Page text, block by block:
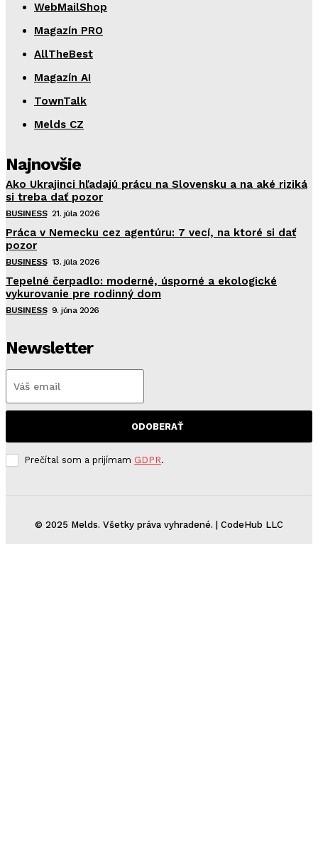
WebMailShop
Magazín PRO
AllTheBest
Magazín AI
TownTalk
Melds CZ
Najnovšie
Ako Ukrajinci hľadajú prácu na Slovensku a na aké riziká
si treba dať pozor
BUSINESS 21. júla 2026
Práca v Nemecku cez agentúru: 7 vecí, na ktoré si dať
pozor
BUSINESS 13. júla 2026
Tepelné čerpadlo: moderné, úsporné a ekologické
vykurovanie pre rodinný dom
BUSINESS 9. júna 2026
Newsletter
ODOBERAŤ
Prečítal som a prijímam GDPR.
© 2025 Melds. Všetky práva vyhradené. | CodeHub LLC